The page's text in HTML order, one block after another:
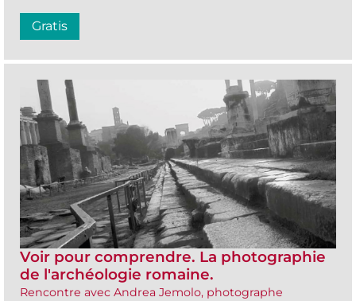
Gratis
Voir pour comprendre. La photographie
de l'archéologie romaine.
Rencontre avec Andrea Jemolo, photographe